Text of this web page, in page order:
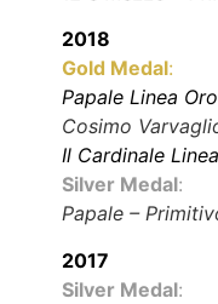
2018
Gold Medal:
Papale Linea
Cosimo
Il Cardinale
Silver Medal:
Papale –
2017
Silver Medal: